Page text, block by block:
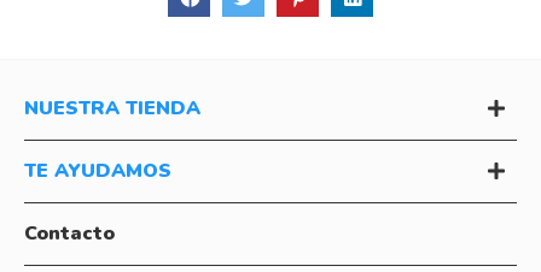
NUESTRA TIENDA
TE AYUDAMOS
Contacto